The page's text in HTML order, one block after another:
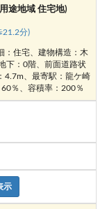
途地域 住宅地)
21.2分)
：住宅、建物構造：木
下：0階、前面道路状
4.7m、最寄駅：龍ケ崎
％、容積率：200％
示